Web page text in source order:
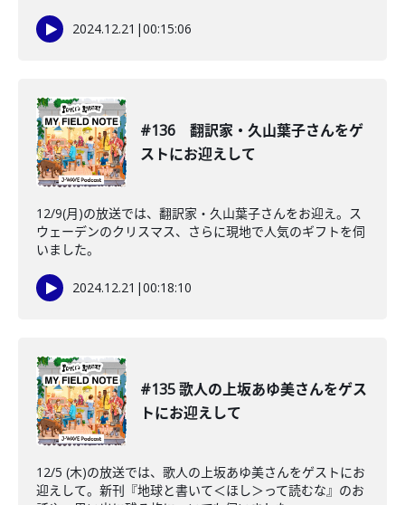
2024.12.21 |00:15:06
#136 翻訳家・久山葉子さんをゲ
ストにお迎えして
12/9(月)の放送では、翻訳家・久山葉子さんをお迎え。ス
ウェーデンのクリスマス、さらに現地で人気のギフトを伺
いました。
2024.12.21 |00:18:10
#135 歌人の上坂あゆ美さんをゲス
トにお迎えして
12/5 (木)の放送では、歌人の上坂あゆ美さんをゲストにお
迎えして。新刊『地球と書いて＜ほし＞って読むな』のお